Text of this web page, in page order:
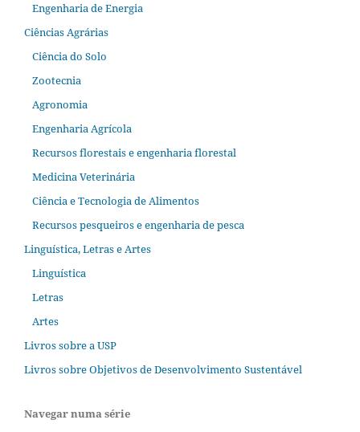
Engenharia de Energia
Ciências Agrárias
Ciência do Solo
Zootecnia
Agronomia
Engenharia Agrícola
Recursos florestais e engenharia florestal
Medicina Veterinária
Ciência e Tecnologia de Alimentos
Recursos pesqueiros e engenharia de pesca
Linguística, Letras e Artes
Linguística
Letras
Artes
Livros sobre a USP
Livros sobre Objetivos de Desenvolvimento Sustentável
Navegar numa série